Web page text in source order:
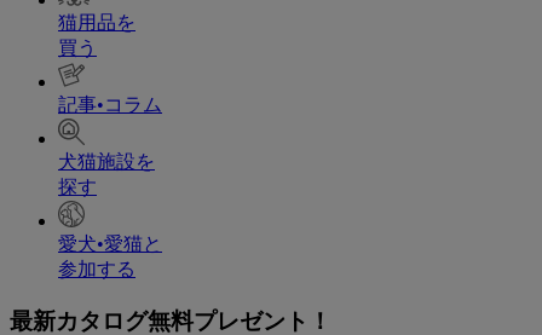
猫用品を
買う
記事•コラム
犬猫施設を
探す
愛犬•愛猫と
参加する
最新カタログ無料プレゼント！